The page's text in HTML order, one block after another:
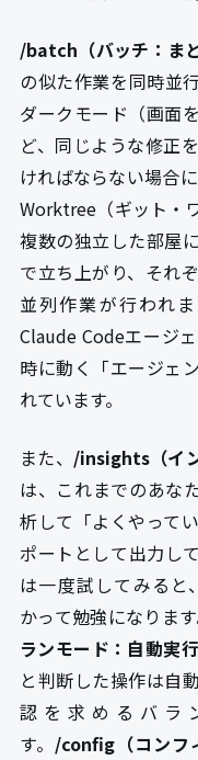
/batch（バッチ：ま
の似た作業を同時並
ダークモード（画面
ど、同じような修正
ければならない場合
Worktree（ギット・
複数の独立した部屋
で立ち上がり、それ
並列作業が行われ
Claude Codeエージ
時に動く「エージェ
れています。
また、 /insights（イ
は、これまでのあな
析して「よくやって
ポートとして出力し
は一度試してみると
かって勉強になりま
ランモード：自動実行
と判断した操作は自
認を求めるバラ
す。 /config（コンフ